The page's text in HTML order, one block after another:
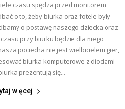
czasu spędza przed monitorem
o to, żeby biurka oraz fotele były
o postawę naszego dziecka oraz
przy biurku będzie dla niego
pociecha nie jest wielbicielem gier,
biurka komputerowe z diodami
prezentują się...
więcej